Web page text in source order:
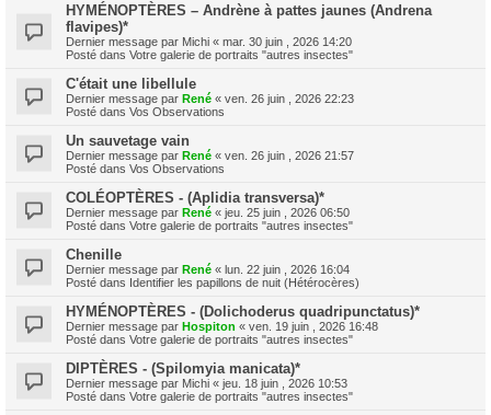
HYMÉNOPTÈRES – Andrène à pattes jaunes (Andrena
flavipes)*
Dernier message par Michi « mar. 30 juin , 2026 14:20
Posté dans Votre galerie de portraits "autres insectes"
C'était une libellule
Dernier message par René « ven. 26 juin , 2026 22:23
Posté dans Vos Observations
Un sauvetage vain
Dernier message par René « ven. 26 juin , 2026 21:57
Posté dans Vos Observations
COLÉOPTÈRES - (Aplidia transversa)*
Dernier message par René « jeu. 25 juin , 2026 06:50
Posté dans Votre galerie de portraits "autres insectes"
Chenille
Dernier message par René « lun. 22 juin , 2026 16:04
Posté dans Identifier les papillons de nuit (Hétérocères)
HYMÉNOPTÈRES - (Dolichoderus quadripunctatus)*
Dernier message par Hospiton « ven. 19 juin , 2026 16:48
Posté dans Votre galerie de portraits "autres insectes"
DIPTÈRES - (Spilomyia manicata)*
Dernier message par Michi « jeu. 18 juin , 2026 10:53
Posté dans Votre galerie de portraits "autres insectes"